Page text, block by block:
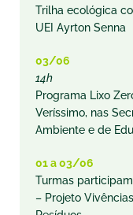
Trilha ecológica
UEI Ayrton Senna
03/06
14h
Programa Lixo
Veríssimo, nas
Ambiente e de
01 a 03/06
Turmas
– Projeto